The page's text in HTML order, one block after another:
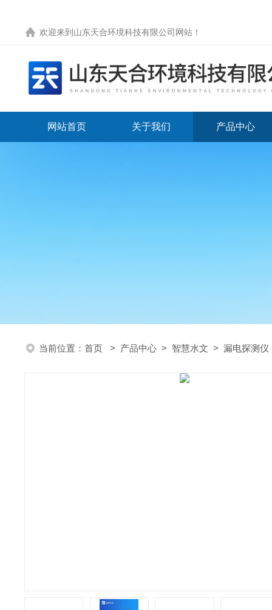
欢迎来到 山东天合环境科技有限公司网站 ！
网站首页 关于我们 产品中心
当前位置： 首页 > 产品中心 > 智慧水文 > 漏电探测仪